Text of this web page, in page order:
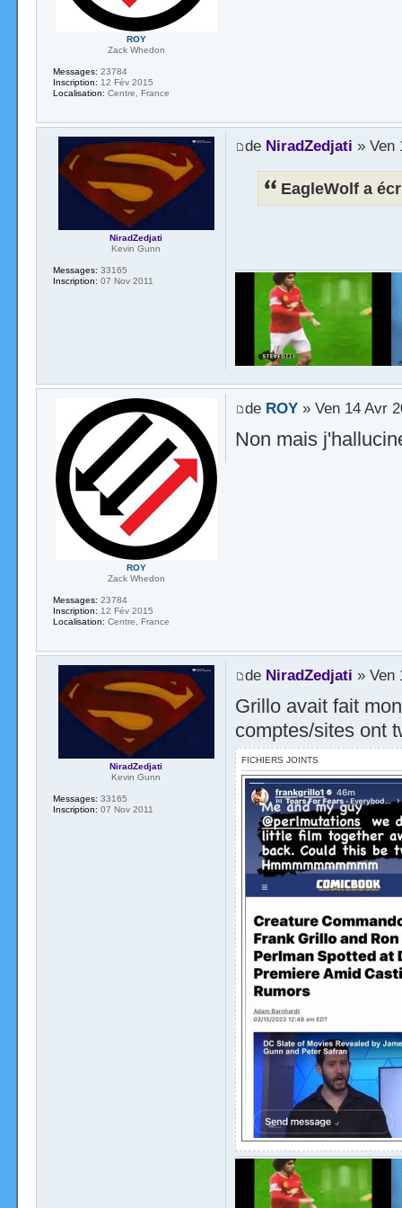
ROY
Zack Whedon
Messages: 23784
Inscription: 12 Fév 2015
Localisation: Centre, France
de NiradZedjati » Ven
EagleWolf a
NiradZedjati
Kevin Gunn
Messages: 33165
Inscription: 07 Nov 2011
de ROY» Ven 14 Avr
Non mais
ROY
Zack Whedon
Messages: 23784
Inscription: 12 Fév 2015
Localisation: Centre, France
de NiradZedjati » Ven
Grillo avait fait
comptes/sites ont
FICHIERS JOINTS
NiradZedjati
Kevin Gunn
Messages: 33165
Inscription: 07 Nov 2011